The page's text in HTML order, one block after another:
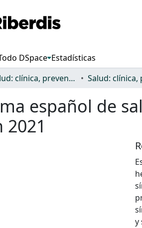
DSpace Estadísticas
03. Salud: clínica, prevención, atención sanitaria y (re)habilitación
español de
2021
y